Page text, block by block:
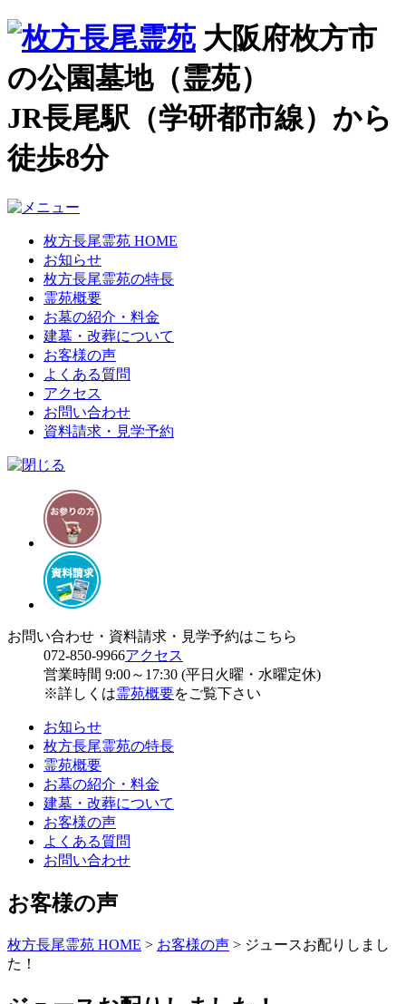
大阪府枚方市
の公園墓地（霊苑）
JR長尾駅（学研都市線）から
徒歩8分
枚方長尾霊苑 HOME
お知らせ
枚方長尾霊苑の特長
霊苑概要
お墓の紹介・料金
建墓・改葬について
お客様の声
よくある質問
アクセス
お問い合わせ
資料請求・見学予約
お問い合わせ・資料請求・見学予約はこちら
072-850-9966アクセス
営業時間 9:00～17:30 (平日火曜・水曜定休)
※詳しくは霊苑概要をご覧下さい
お知らせ
枚方長尾霊苑の特長
霊苑概要
お墓の紹介・料金
建墓・改葬について
お客様の声
よくある質問
お問い合わせ
お客様の声
枚方長尾霊苑 HOME > お客様の声 > ジュースお配りしまし
た！